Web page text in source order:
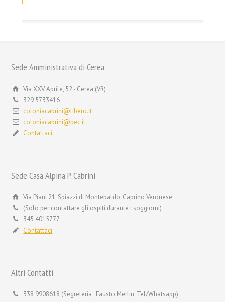
Sede Amministrativa di Cerea
Via XXV Aprile, 52 - Cerea (VR)
329 5733416
coloniacabrini@libero.it
coloniacabrini@pec.it
Contattaci
Sede Casa Alpina P. Cabrini
Via Piani 21, Spiazzi di Montebaldo, Caprino Veronese
(Solo per contattare gli ospiti durante i soggiorni)
345 4015777
Contattaci
Altri Contatti
338 9908618 (Segreteria , Fausto Merlin, Tel/Whatsapp)